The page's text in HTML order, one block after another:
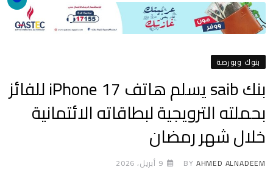
بنوك وبورصة
بنك saib يسلم هاتف iPhone 17 للفائز
بحملته الترويجية لبطاقاته الائتمانية
خلال شهر رمضان
BY AHMED ALNADEEM 9 أبريل، 2026